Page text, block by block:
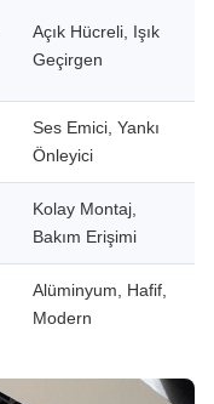
Açık Hücreli, Işık
Geçirgen
Ses Emici, Yankı
Önleyici
Kolay Montaj,
Bakım Erişimi
Alüminyum, Hafif,
Modern